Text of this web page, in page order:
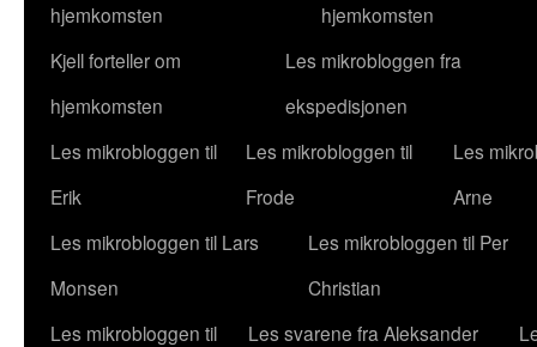
hjemkomsten
hjemkomsten
Kjell forteller om
hjemkomsten
Les mikrobloggen fra
ekspedisjonen
Les mikrobloggen til
Erik
Les mikrobloggen til
Frode
Les
Arne
Les mikrobloggen til Lars
Monsen
Les mikrobloggen til Per
Christian
Les mikrobloggen til
Les svarene fra Aleksander